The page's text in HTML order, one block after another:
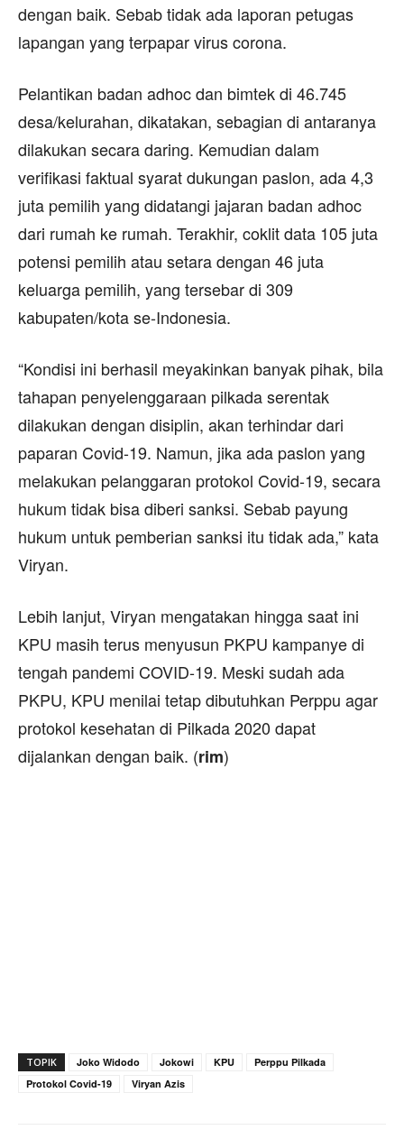
dengan baik. Sebab tidak ada laporan petugas
lapangan yang terpapar virus corona.
Pelantikan badan adhoc dan bimtek di 46.745
desa/kelurahan, dikatakan, sebagian di antaranya
dilakukan secara daring. Kemudian dalam
verifikasi faktual syarat dukungan paslon, ada 4,3
juta pemilih yang didatangi jajaran badan adhoc
dari rumah ke rumah. Terakhir, coklit data 105 juta
potensi pemilih atau setara dengan 46 juta
keluarga pemilih, yang tersebar di 309
kabupaten/kota se-Indonesia.
“Kondisi ini berhasil meyakinkan banyak pihak, bila
tahapan penyelenggaraan pilkada serentak
dilakukan dengan disiplin, akan terhindar dari
paparan Covid-19. Namun, jika ada paslon yang
melakukan pelanggaran protokol Covid-19, secara
hukum tidak bisa diberi sanksi. Sebab payung
hukum untuk pemberian sanksi itu tidak ada,” kata
Viryan.
Lebih lanjut, Viryan mengatakan hingga saat ini
KPU masih terus menyusun PKPU kampanye di
tengah pandemi COVID-19. Meski sudah ada
PKPU, KPU menilai tetap dibutuhkan Perppu agar
protokol kesehatan di Pilkada 2020 dapat
dijalankan dengan baik. (rim)
TOPIK Joko Widodo Jokowi KPU
Perppu Pilkada
Protokol Covid-19
Viryan Azis